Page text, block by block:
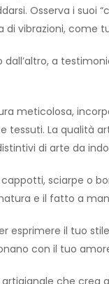
Osserva i suoi
di vibrazioni, come
a
meticolosa,
tessuti. La qualità
di arte da
sciarpe o
e il fatto a
esprimere il tuo
con il tuo
che crea